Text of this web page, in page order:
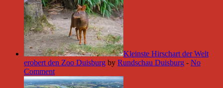
Kleinste Hirschart der Welt
erobert den Zoo Duisburg by Rundschau Duisburg - No
Comment